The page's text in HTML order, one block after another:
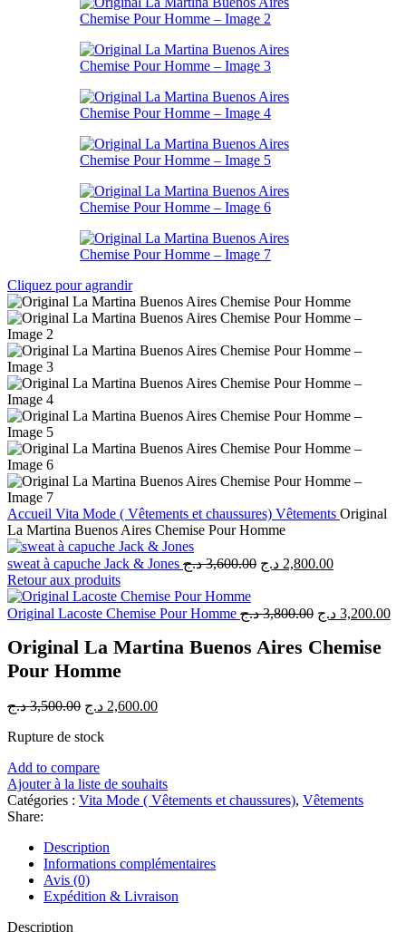
Cliquez pour agrandir
Accueil Vita Mode ( Vêtements et chaussures) Vêtements Original
La Martina Buenos Aires Chemise Pour Homme
sweat à capuche Jack & Jones 3,600.00 د.ج
Le
était :
2,800.00 د.ج
Le
est :
Retour aux produits
Original Lacoste Chemise Pour Homme 3,800.00 د.ج
Le
initial
3,200.00 د.ج
Le
Original La Martina Buenos Aires Chemise
Pour Homme
3,500.00 د.ج
Le
initial
2,600.00 د.ج
Le
Rupture de stock
Add to compare
Ajouter à la liste de souhaits
Catégories : Vita Mode ( Vêtements et chaussures), Vêtements
Share:
Description
Informations complémentaires
Avis (0)
Expédition & Livraison
Description